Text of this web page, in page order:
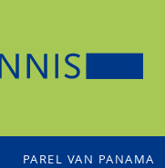
PAREL VAN PANAMA